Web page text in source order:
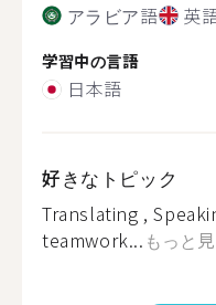
アラビア語 英
学習中の言語
日本語
好きなトピック
Translating ,
teamwork... もっと